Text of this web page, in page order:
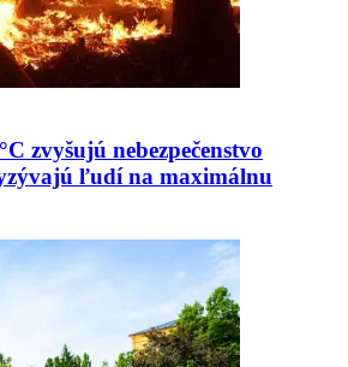
zvyšujú nebezpečenstvo
ľudí na maximálnu